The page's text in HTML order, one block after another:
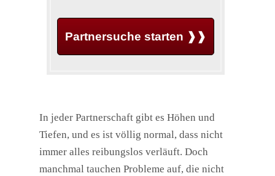
Partnersuche starten ❱❱
In jeder Partnerschaft gibt es Höhen und
Tiefen, und es ist völlig normal, dass nicht
immer alles reibungslos verläuft. Doch
manchmal tauchen Probleme auf, die nicht